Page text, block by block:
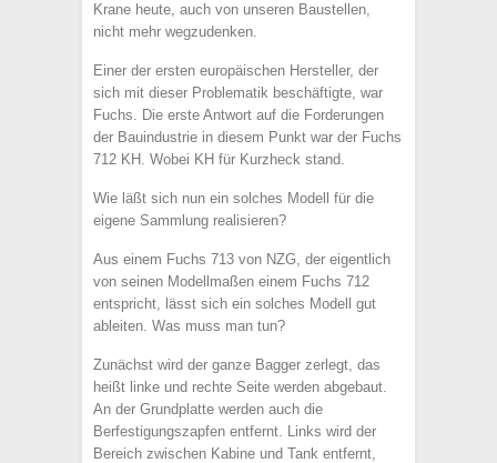
Krane heute, auch von unseren Baustellen,
nicht mehr wegzudenken.
Einer der ersten europäischen Hersteller, der
sich mit dieser Problematik beschäftigte, war
Fuchs. Die erste Antwort auf die Forderungen
der Bauindustrie in diesem Punkt war der Fuchs
712 KH. Wobei KH für Kurzheck stand.
Wie läßt sich nun ein solches Modell für die
eigene Sammlung realisieren?
Aus einem Fuchs 713 von NZG, der eigentlich
von seinen Modellmaßen einem Fuchs 712
entspricht, lässt sich ein solches Modell gut
ableiten. Was muss man tun?
Zunächst wird der ganze Bagger zerlegt, das
heißt linke und rechte Seite werden abgebaut.
An der Grundplatte werden auch die
Berfestigungszapfen entfernt. Links wird der
Bereich zwischen Kabine und Tank entfernt,